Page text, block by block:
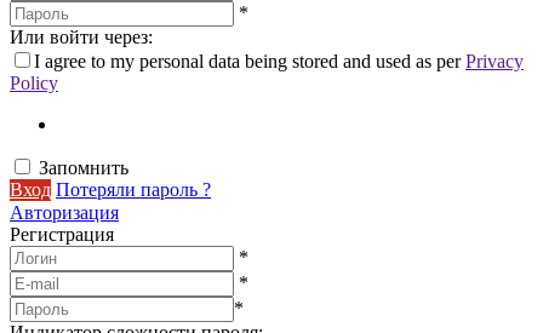
*
Или войти через:
I agree to my personal data being stored and used as perPrivacy
Policy
Запомнить
Вход Потеряли пароль ?
Авторизация
Регистрация
*
*
*